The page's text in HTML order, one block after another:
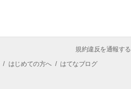
規約違反を通報する
/ はじめての方へ/ はてなブログ